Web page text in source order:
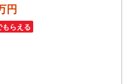
円
もらえる